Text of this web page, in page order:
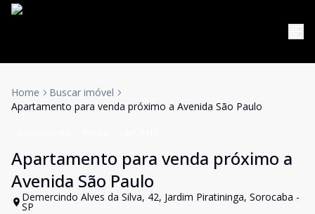
Home
Buscar imóvel
Apartamento para venda próximo a Avenida São Paulo
Apartamento para venda próximo a
Avenida São Paulo
Demercindo Alves da Silva, 42, Jardim Piratininga, Sorocaba -
SP